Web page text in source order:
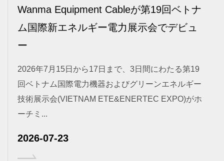
Wanma Equipment Cableが第19回ベトナ
ム国際新エネルギー電力展示会でデビュ
ー
2026年7月15日から17日まで、3日間にわたる第19
回ベトナム国際電力機器およびグリーンエネルギー
技術展示会(VIETNAM ETE&ENERTEC EXPO)がホ
ーチミ...
2026-07-23